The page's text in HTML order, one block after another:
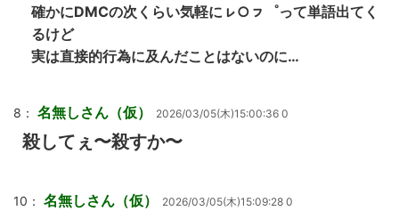
確かにDMCの次くらい気軽にㇾ○ㇷ゜って単語出てく
るけど
実は直接的行為に及んだことはないのに…
8： 名無しさん（仮） 2026/03/05(木)15:00:36 0
殺してぇ〜殺すか〜
10： 名無しさん（仮） 2026/03/05(木)15:09:28 0